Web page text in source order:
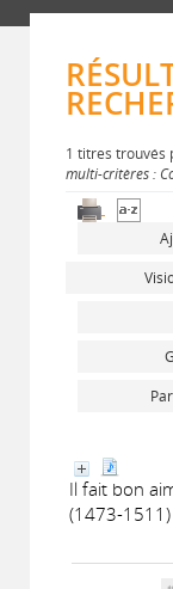
1 titres trouvés
multi-critères :
Il fait bon
(1473-1511)